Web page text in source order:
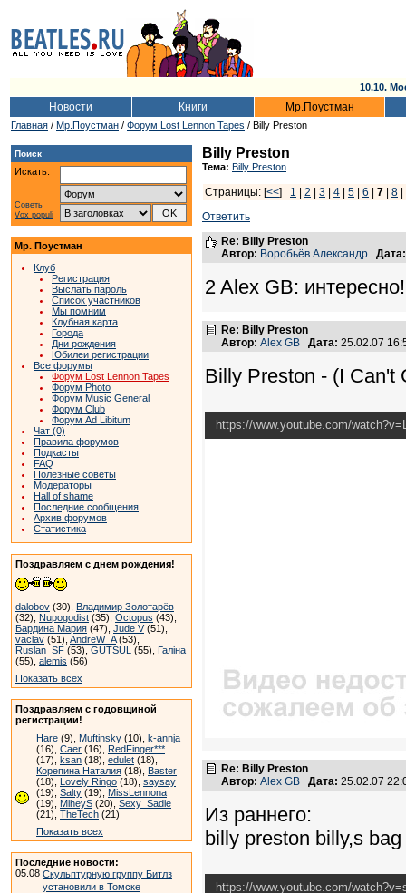
10.10.
Новости Книги Мр.Поустман
Главная / Мр.Поустман / Форум Lost Lennon Tapes / Billy Preston
Поиск
Искать:
Советы
Vox populi
Мр. Поустман
Клуб
Регистрация
Выслать пароль
Список участников
Мы помним
Клубная карта
Города
Дни рождения
Юбилеи регистрации
Все форумы
Форум Lost Lennon Tapes
Форум Photo
Форум Music General
Форум Club
Форум Ad Libitum
Чат (0)
Правила форумов
Подкасты
FAQ
Полезные советы
Модераторы
Hall of shame
Последние сообщения
Архив форумов
Статистика
Поздравляем с днем рождения!
dalobov (30), Владимир Золотарёв
(32), Nupogodist (35), Octopus (43),
Бардина Мария (47), Jude V(51),
vaclav (51), AndreW_A(53),
Ruslan_SF (53), GUTSUL (55), Галіна
(55), alemis (56)
Показать всех
Поздравляем с годовщиной
регистрации!
Hare (9), Muftinsky (10), k-annja
(16), Caer (16), RedFinger***
(17), ksan (18), edulet (18),
Корепина Наталия (18), Baster
(18), Lovely Ringo (18), saysay
(19), Salty (19), MissLennona
(19), MiheyS (20), Sexy_Sadie
(21), TheTech (21)
Показать всех
Последние новости:
05.08 Скульптурную группу Битлз
установили в Томске
Billy Preston
Тема: Billy Preston
Страницы: [<<] 1 2 3 4 5 6 7 8
Ответить
Re: Billy Preston
Автор: Воробьёв Александр Дата:
2 Alex GB:
Re: Billy Preston
Автор: Alex GB Дата: 25.02.07
Billy Preston - (I Can't
https://www.youtube.com/
Re: Billy Preston
Автор: Alex GB Дата: 25.02.07
Из раннего:
billy preston billy,s bag
https://www.youtube.com/